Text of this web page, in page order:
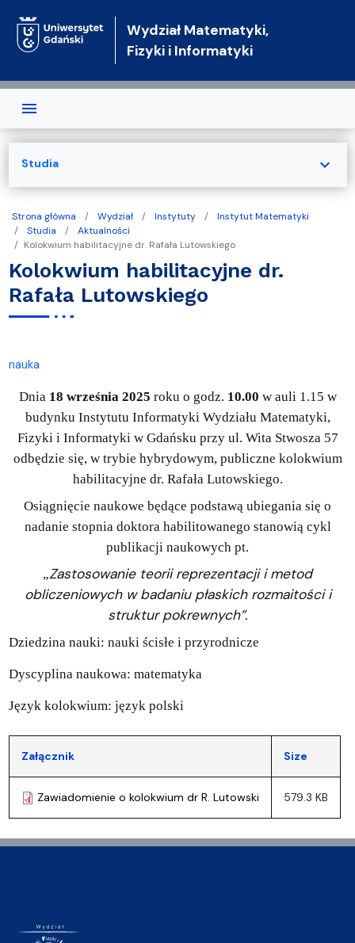
Wydział Matematyki,
Fizyki i Informatyki
Strona główna Wydział Instytuty
Instytut Matematyki
Studia
Aktualności
Kolokwium habilitacyjne dr. Rafała Lutowskiego
Kolokwium habilitacyjne dr.
Rafała Lutowskiego
nauka
Dnia 18 września 2025 roku o godz. 10.00 w auli 1.15 w
budynku Instytutu Informatyki Wydziału Matematyki,
Fizyki i Informatyki w Gdańsku przy ul. Wita Stwosza 57
odbędzie się, w trybie hybrydowym, publiczne kolokwium
habilitacyjne dr. Rafała Lutowskiego.
Osiągnięcie naukowe będące podstawą ubiegania się o
nadanie stopnia doktora habilitowanego stanowią cykl
publikacji naukowych pt.
„Zastosowanie teorii reprezentacji i metod
obliczeniowych w badaniu płaskich rozmaitości i
struktur pokrewnych”.
Dziedzina nauki: nauki ścisłe i przyrodnicze
Dyscyplina naukowa: matematyka
Język kolokwium: język polski
Załącznik Size
Zawiadomienie o kolokwium dr R. Lutowski 579.3 KB
Studia expand_more